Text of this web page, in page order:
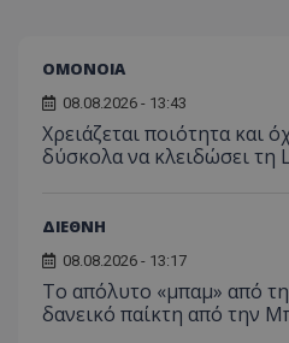
ΟΜΟΝΟΙΑ
08.08.2026 - 13:43
Χρειάζεται ποιότητα και
δύσκολα να κλειδώσει τη
ΔΙΕΘΝΗ
08.08.2026 - 13:17
Το απόλυτο «μπαμ» από
δανεικό παίκτη από την